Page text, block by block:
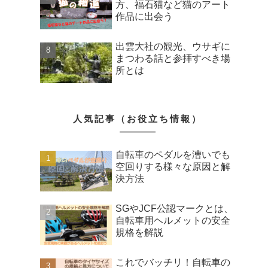
方、福石猫など猫のアート
作品に出会う
出雲大社の観光、ウサギに
まつわる話と参拝すべき場
所とは
人気記事（お役立ち情報）
自転車のペダルを漕いでも
空回りする様々な原因と解
決方法
SGやJCF公認マークとは、
自転車用ヘルメットの安全
規格を解説
これでバッチリ！自転車の